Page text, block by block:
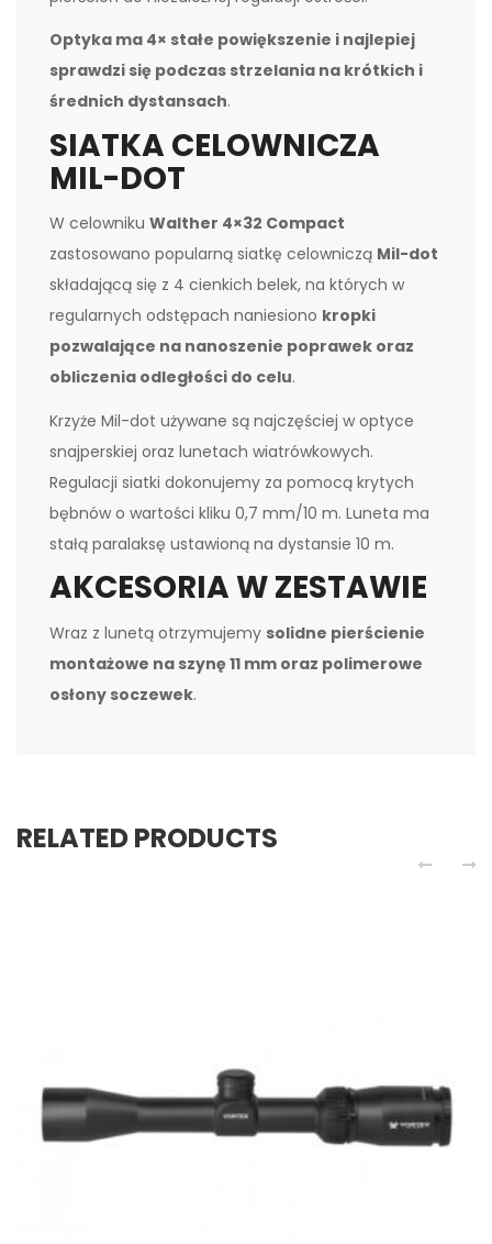
Optyka ma 4× stałe powiększenie i najlepiej
sprawdzi się podczas strzelania na krótkich i
średnich dystansach.
SIATKA CELOWNICZA
MIL-DOT
W celowniku Walther 4×32 Compact
zastosowano popularną siatkę celowniczą Mil-dot
składającą się z 4 cienkich belek, na których w
regularnych odstępach naniesiono kropki
pozwalające na nanoszenie poprawek oraz
obliczenia odległości do celu.
Krzyże Mil-dot używane są najczęściej w optyce
snajperskiej oraz lunetach wiatrówkowych.
Regulacji siatki dokonujemy za pomocą krytych
bębnów o wartości kliku 0,7 mm/10 m. Luneta ma
stałą paralaksę ustawioną na dystansie 10 m.
AKCESORIA W ZESTAWIE
Wraz z lunetą otrzymujemy solidne pierścienie
montażowe na szynę 11 mm oraz polimerowe
osłony soczewek.
RELATED PRODUCTS